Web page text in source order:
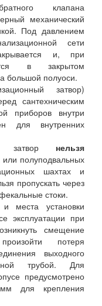
клапана
механический
Под давлением
сети
и, при
в закрытом
большой полуоси.
затвор)
сантехническим
приборов внутри
для внутренних
затвор нельзя
полуподвальных
шахтах и
пропускать через
стоки.
места установки
эксплуатации при
смещение
потеря
выходного
трубой. Для
предусмотрено
для крепления